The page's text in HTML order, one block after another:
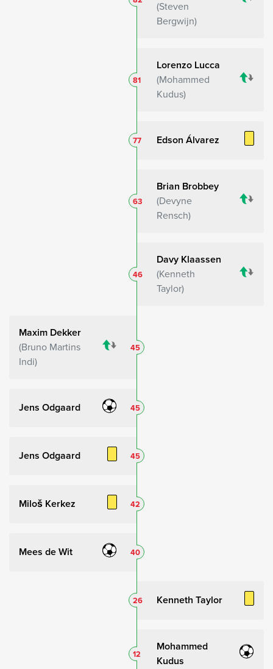
Steven
Bergwijn
Lorenzo Lucca
Mohammed
Kudus
81
Edson Álvarez
77
Brian Brobbey
Devyne
Rensch
63
Davy Klaassen
Kenneth
Taylor
46
Maxim Dekker
Bruno Martins
Indi
45
Jens Odgaard 45
Jens Odgaard 45
Miloš Kerkez 42
Mees de Wit 40
Kenneth Taylor
26
Mohammed
Kudus
12